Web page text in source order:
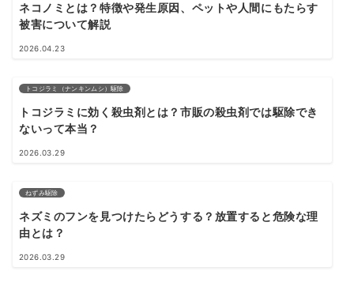
ネコノミとは？特徴や発生原因、ペットや人間にもたらす
被害について解説
2026.04.23
トコジラミ（ナンキンムシ）駆除
トコジラミに効く殺虫剤とは？市販の殺虫剤では駆除でき
ないって本当？
2026.03.29
ねずみ駆除
ネズミのフンを見つけたらどうする？放置すると危険な理
由とは？
2026.03.29